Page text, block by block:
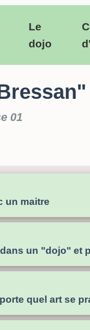
Le
dojo
01
un maitre
un "dojo" et
quel art se